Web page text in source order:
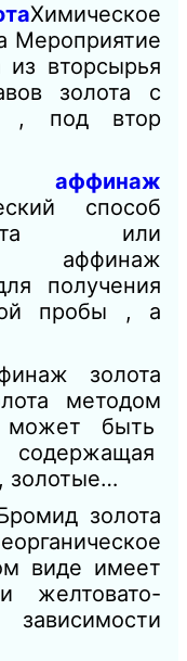
Химическое
Мероприятие
вторсырья
золота с
, под втор
аффинаж
способ
или
аффинаж
получения
пробы , а
золота
методом
быть
золотые…
золота
виде имеет
желтовато-